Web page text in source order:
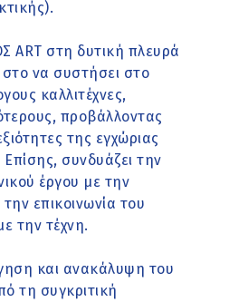
ART στη δυτική πλευρά
να συστήσει στο
καλλιτέχνες,
προβάλλοντας
της εγχώριας
συνδυάζει την
έργου με την
επικοινωνία του
την τέχνη.
και ανακάλυψη του
τη συγκριτική